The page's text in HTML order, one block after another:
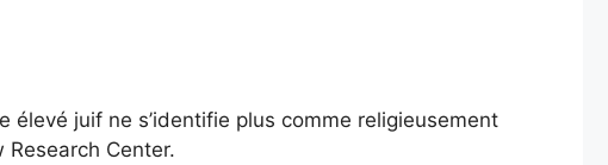
élevé juif ne s’identifie plus comme religieusement
Center.